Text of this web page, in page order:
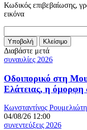
Κωδικός επιβεβαίωσης,
εικόνα
Διαβάστε μετά
συναυλίες 2026
Οδοιπορικό στη
Ελάτειας, η όμορφη
Κωνσταντίνος
04/08/26 12:00
συνεντεύξεις 2026